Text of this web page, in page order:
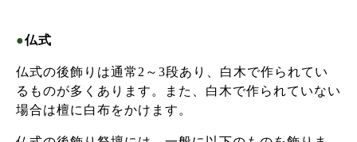
●仏式
仏式の後飾りは通常2～3段あり、白木で作られてい
るものが多くあります。また、白木で作られていない
場合は檀に白布をかけます。